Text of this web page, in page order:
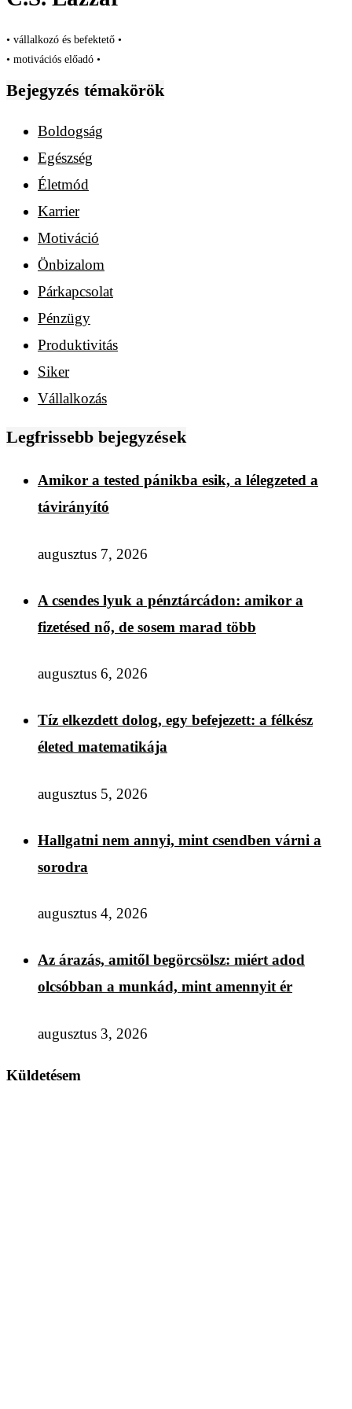
• vállalkozó és befektető •
• motivációs előadó •
Bejegyzés témakörök
Boldogság
Egészség
Életmód
Karrier
Motiváció
Önbizalom
Párkapcsolat
Pénzügy
Produktivitás
Siker
Vállalkozás
Legfrissebb bejegyzések
Amikor a tested pánikba esik, a lélegzeted a
távirányító
augusztus 7, 2026
A csendes lyuk a pénztárcádon: amikor a
fizetésed nő, de sosem marad több
augusztus 6, 2026
Tíz elkezdett dolog, egy befejezett: a félkész
életed matematikája
augusztus 5, 2026
Hallgatni nem annyi, mint csendben várni a
sorodra
augusztus 4, 2026
Az árazás, amitől begörcsölsz: miért adod
olcsóbban a munkád, mint amennyit ér
augusztus 3, 2026
Küldetésem